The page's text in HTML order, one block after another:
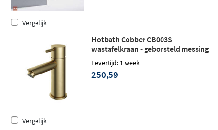
Vergelijk
Hotbath Cobber CB003S
wastafelkraan - geborsteld messing
Levertijd: 1 week
250,59
Vergelijk